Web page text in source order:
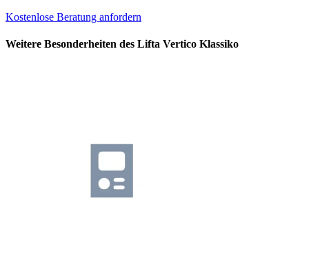
Kostenlose Beratung anfordern
Weitere Besonderheiten des Lifta Vertico Klassiko